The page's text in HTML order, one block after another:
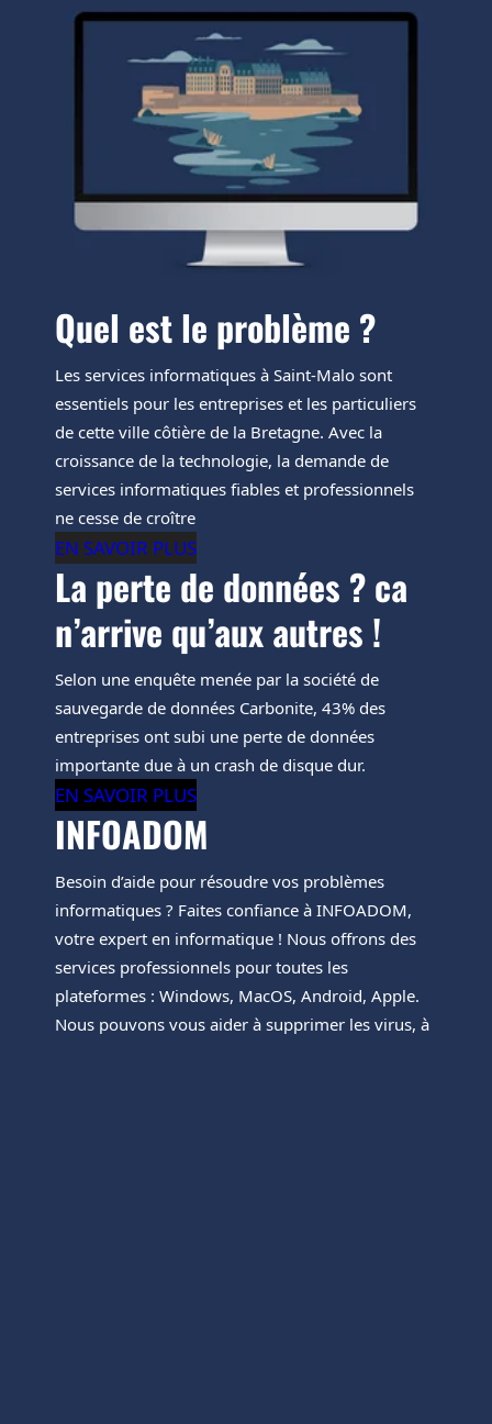
Quel est le problème ?
Les services informatiques à Saint-Malo sont
essentiels pour les entreprises et les particuliers
de cette ville côtière de la Bretagne. Avec la
croissance de la technologie, la demande de
services informatiques fiables et professionnels
ne cesse de croître
EN SAVOIR PLUS
La perte de données ? ca
n’arrive qu’aux autres !
Selon une enquête menée par la société de
sauvegarde de données Carbonite, 43% des
entreprises ont subi une perte de données
importante due à un crash de disque dur.
EN SAVOIR PLUS
INFOADOM
Besoin d’aide pour résoudre vos problèmes
informatiques ? Faites confiance à INFOADOM,
votre expert en informatique ! Nous offrons des
services professionnels pour toutes les
plateformes : Windows, MacOS, Android, Apple.
Nous pouvons vous aider à supprimer les virus, à